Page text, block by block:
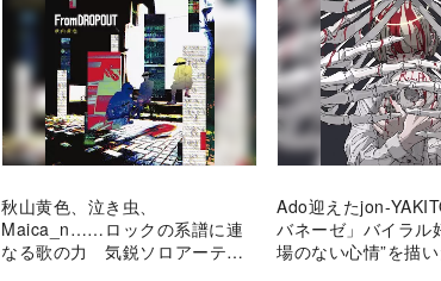
秋山黄色、泣き虫、
Maica_n……ロックの系譜に連
なる歌の力 気鋭ソロアーティ
Ado迎えたjon-
バネーゼ」バイラ
場のない心情”を描